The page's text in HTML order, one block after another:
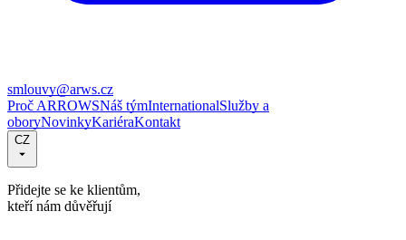
smlouvy@arws.cz
Proč ARROWSNáš týmInternationalSlužby a
oboryNovinkyKariéraKontakt
CZ
Přidejte se ke klientům,
kteří nám důvěřují